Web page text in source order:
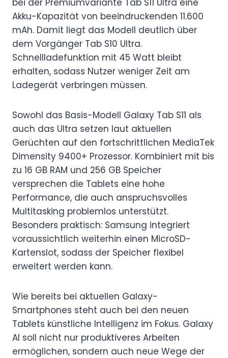
bei der Premiumvariante Tab S11 Ultra eine
Akku-Kapazität von beeindruckenden 11.600
mAh. Damit liegt das Modell deutlich über
dem Vorgänger Tab S10 Ultra.
Schnellladefunktion mit 45 Watt bleibt
erhalten, sodass Nutzer weniger Zeit am
Ladegerät verbringen müssen.
Sowohl das Basis-Modell Galaxy Tab S11 als
auch das Ultra setzen laut aktuellen
Gerüchten auf den fortschrittlichen MediaTek
Dimensity 9400+ Prozessor. Kombiniert mit bis
zu 16 GB RAM und 256 GB Speicher
versprechen die Tablets eine hohe
Performance, die auch anspruchsvolles
Multitasking problemlos unterstützt.
Besonders praktisch: Samsung integriert
voraussichtlich weiterhin einen MicroSD-
Kartenslot, sodass der Speicher flexibel
erweitert werden kann.
Wie bereits bei aktuellen Galaxy-
Smartphones steht auch bei den neuen
Tablets künstliche Intelligenz im Fokus. Galaxy
AI soll nicht nur produktiveres Arbeiten
ermöglichen, sondern auch neue Wege der